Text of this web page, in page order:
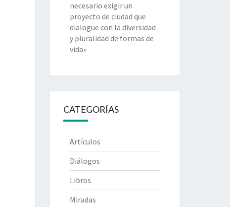
necesario exigir un
proyecto de ciudad que
dialogue con la diversidad
y pluralidad de formas de
vida»
CATEGORÍAS
Artículos
Diálogos
Libros
Miradas